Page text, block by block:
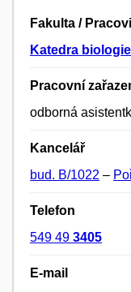
Fakulta /
Katedra biologie
Pracovní
odborná
Kancelář
bud. B/1022 –
Telefon
549 49 3405
E-mail